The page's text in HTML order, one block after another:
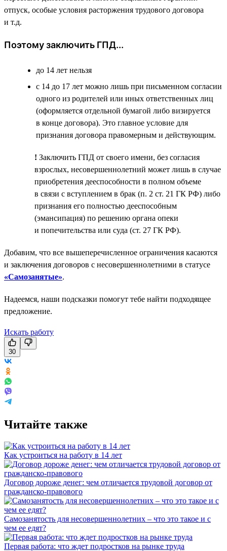
отпуск, особые условия расторжения трудового договора
и т.д.
Поэтому заключить ГПД...
до 14 лет нельзя
с 14 до 17 лет можно лишь при письменном согласии
одного из родителей или иных ответственных лиц
(оформляется отдельной бумагой либо визируется
в конце договора). Это главное условие для
признания договора правомерным и действующим.
! Заключить ГПД от своего имени, без согласия
взрослых, несовершеннолетний может лишь в случае
приобретения дееспособности в полном объеме
в связи с вступлением в брак (п. 2 ст. 21 ГК РФ) либо
признания его полностью дееспособным
(эмансипация) по решению органа опеки
и попечительства или суда (ст. 27 ГК РФ).
Добавим, что все вышеперечисленное ограничения касаются
и заключения договоров с несовершеннолетними в статусе
«Самозанятые».
Надеемся, наши подсказки помогут тебе найти подходящее
предложение.
Искать работу
30
Читайте также
Как устроиться на работу в 14 лет
Договор дороже денег: чем отличается трудовой договор от
гражданско-правового
Самозанятость для несовершеннолетних – что это такое и с
чем ее едят?
Первая работа: что ждет подростков на рынке труда